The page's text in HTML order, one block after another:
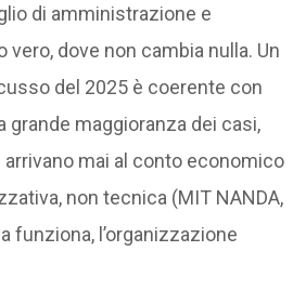
di amministrazione e
vero, dove non cambia nulla. Un
del 2025 è coerente con
grande maggioranza dei casi,
mai al conto economico
non tecnica (MIT NANDA,
funziona, l’organizzazione